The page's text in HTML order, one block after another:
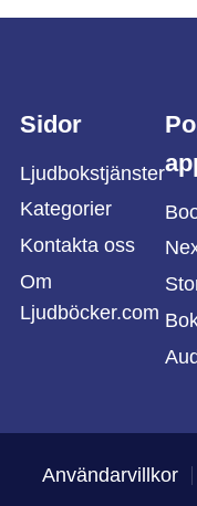
Sidor
Ljudbokstjänster
Kategorier
Kontakta oss
Om
Ljudböcker.com
Användarvillkor